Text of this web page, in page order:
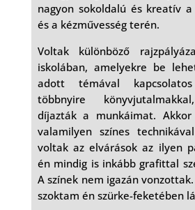
nagyon sokoldalú és kreatív a
és a kézművesség terén.
Voltak különböző
iskolában, amelyekre be
adott témával
többnyire
díjazták a munkáimat.
valamilyen színes
voltak az elvárások az ilyen
én mindig is inkább grafittal
A színek nem igazán
szoktam én szürke-feketében